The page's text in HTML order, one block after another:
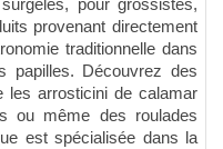
pour grossistes,
provenant directement
traditionnelle dans
papilles. Découvrez des
les arrosticini de calamar
ou même des roulades
est spécialisée dans la